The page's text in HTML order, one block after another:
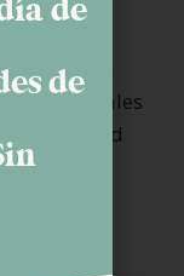
D en la
intestinales
la densidad
de
de